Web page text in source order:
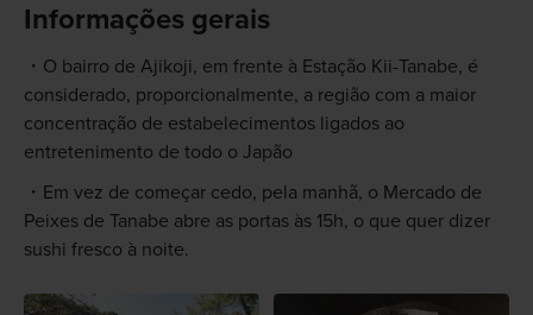
Informações gerais
O bairro de Ajikoji, em frente à Estação Kii-Tanabe, é
considerado, proporcionalmente, a região com a maior
concentração de estabelecimentos ligados ao
entretenimento de todo o Japão
Em vez de começar cedo, pela manhã, o Mercado de
Peixes de Tanabe abre as portas às 15h, o que quer dizer
sushi fresco à noite.